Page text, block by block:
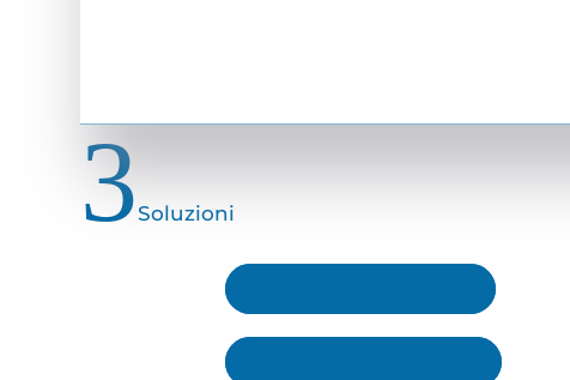
3Soluzioni